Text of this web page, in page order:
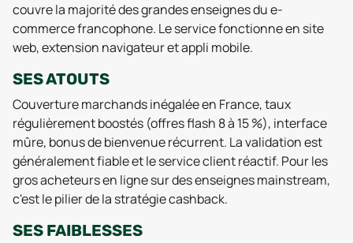
couvre la majorité des grandes enseignes du e-
commerce francophone. Le service fonctionne en site
web, extension navigateur et appli mobile.
SES ATOUTS
Couverture marchands inégalée en France, taux
régulièrement boostés (offres flash 8 à 15 %), interface
mûre, bonus de bienvenue récurrent. La validation est
généralement fiable et le service client réactif. Pour les
gros acheteurs en ligne sur des enseignes mainstream,
c'est le pilier de la stratégie cashback.
SES FAIBLESSES